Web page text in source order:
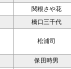
関根さや花
橋口三千代
松浦司
保田時男